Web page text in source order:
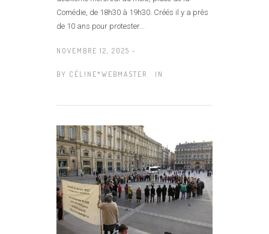
Comédie, de 18h30 à 19h30. Créés il y a près
de 10 ans pour protester...
NOVEMBRE 12, 2025 -
BY CÉLINE*WEBMASTER IN